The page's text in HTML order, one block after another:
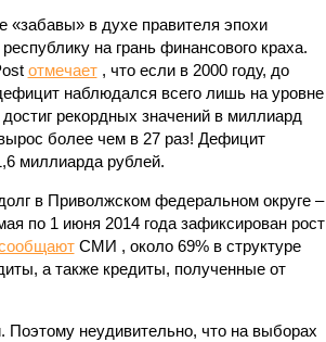
«забавы» в духе правителя эпохи
на грань финансового краха.
отмечает, что если в 2000 году, до
наблюдался всего лишь на уровне
рекордных значений в миллиард
более чем в 27 раз! Дефицит
миллиарда рублей.
в Приволжском федеральном округе –
по 1 июня 2014 года зафиксирован рост
СМИ , около 69% в структуре
а также кредиты, полученные от
Поэтому неудивительно, что на выборах